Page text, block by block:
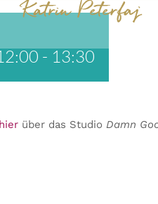
- 13:30
hierüber das Studio Damn